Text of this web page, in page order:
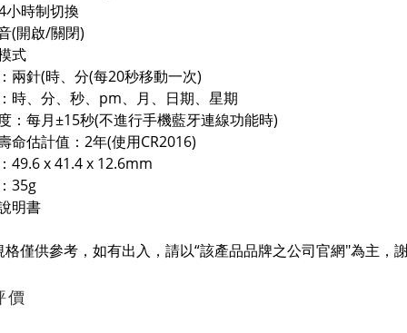
小時制切換
(開啟/關閉)
式
針(時、分(每20秒移動一次)
、分、秒、pm、月、日期、星期
：每月±15秒(不進行手機藍牙連線功能時)
命估計值：2年(使用CR2016)
49.6 x 41.4 x 12.6mm
35g
明書
僅供參考，如有出入，請以“該產品品牌之公司官網"為主，
價